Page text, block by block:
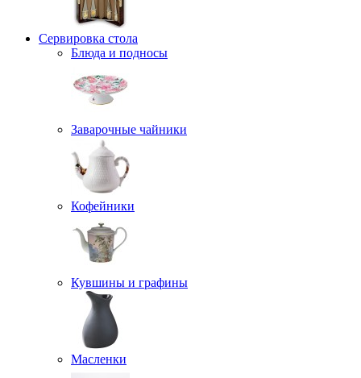
Сервировка стола
Блюда и подносы
Заварочные чайники
Кофейники
Кувшины и графины
Масленки